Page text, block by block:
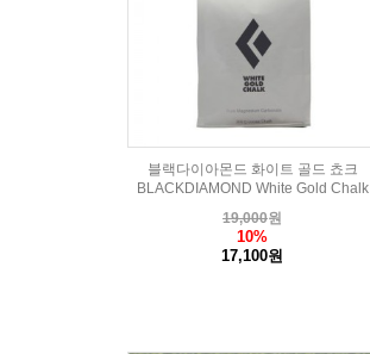
블랙다이아몬드 화이트 골드 쵸크
BLACKDIAMOND White Gold Chalk
19,000원
10%
17,100원